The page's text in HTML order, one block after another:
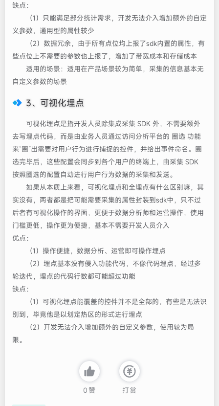
缺点：
（1）只能满足部分统计需求，开发无法介入增加额外的自定
义参数，通用型的属性较少
（2）数据冗余，由于所有点位均上报了sdk内置的属性，有
些点位上不需要的参数也上报了，增加了带宽成本和存储成本
适用的场景：适用在产品场景较为简单，采集的信息基本无
自定义参数的场景
3、可视化埋点
可视化埋点是指开发人员除集成采集 SDK 外，不需要额外
去写埋点代码，而是由业务人员通过访问分析平台的 圈选 功能
来“圈”出需要对用户行为进行捕捉的控件，并给出事件命名。圈
选完毕后，这些配置会同步到各个用户的终端上，由采集 SDK
按照圈选的配置自动进行用户行为数据的采集和发送。
如果从本质上来看，可视化埋点和全埋点有什么区别嘛，其
实没有，两者都是把可能需要采集的属性封装到sdk中，只不过
后者有可视化操作的界面，更便于数据分析师和运营操作，使用
门槛更低，操作更为便捷，基本不需要开发人员介入
优点：
（1）操作便捷，数据分析、运营即可操作埋点
（2）埋点基本没有侵入功能代码，不像代码埋点，经过多
轮迭代，埋点的代码行数都可能超过功能
缺点：
（1）可视化埋点能覆盖的控件并不是全部的，有些是无法识
别到，毕竟他是以划定热区的形式进行埋点
（2）开发无法介入增加额外的自定义参数，使用较为局
限。
0 赞 打赏